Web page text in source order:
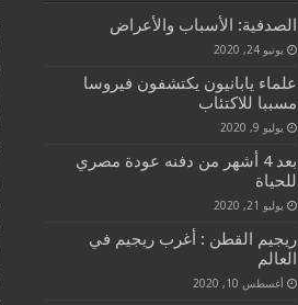
الصدفية: الأسباب والأعراض
يونيو 24, 2020
علماء يابانيون يكتشفون فيروسا
مسببا للاكتئاب
يوليو 9, 2020
بعد 4 أشهر من دفنه عودة مصري
للحياة
يوليو 21, 2020
ريجيم القطن : أغرب ريجيم في
العالم
أغسطس 10, 2020